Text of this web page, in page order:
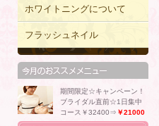
ホワイトニングについて
フラッシュネイル
期間限定☆キャンペーン！
ブライダル直前☆1日集中
コース￥32400⇒ ￥21000